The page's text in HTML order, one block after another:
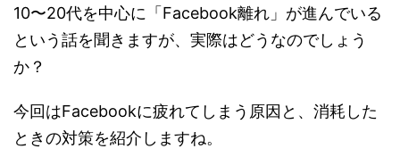
10〜20代を中心に「Facebook離れ」が進んでいる
という話を聞きますが、実際はどうなのでしょう
か？
今回はFacebookに疲れてしまう原因と、消耗した
ときの対策を紹介しますね。